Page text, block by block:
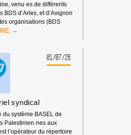
venu·es de différents
d’Arles, et d’Avignon
organisations (BDS
01/07/26
syndical
du système BASEL de
Palestinien·nes aux
l’opérateur du répertoire